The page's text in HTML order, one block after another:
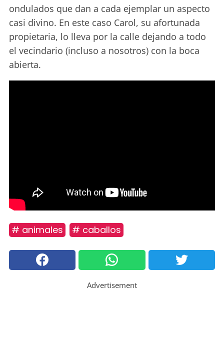
ondulados que dan a cada ejemplar un aspecto
casi divino. En este caso Carol, su afortunada
propietaria, lo lleva por la calle dejando a todo
el vecindario (incluso a nosotros) con la boca
abierta.
# animales # caballos
Advertisement